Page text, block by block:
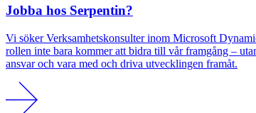
Jobba hos Serpentin?
Vi söker Verksamhetskonsulter inom Microsoft
rollen inte bara kommer att bidra till vår framgång –
ansvar och vara med och driva utvecklingen framåt.